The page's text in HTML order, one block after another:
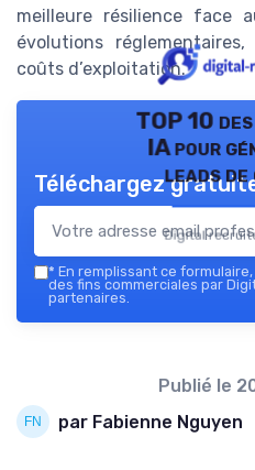
meilleure résilience face
évolutions
coûts d’exploitation.
TOP 10
IA pour
leads
Digital
Téléchargez
* En remplissant ce formulaire,
des fins commerciales par
partenaires.
Publié le
par Fabienne Nguyen